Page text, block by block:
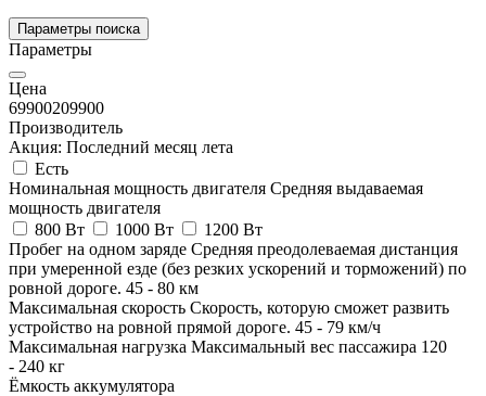
Параметры поиска
Параметры
Цена
69900209900
Производитель
Акция: Последний месяц лета
Есть
Номинальная мощность двигателя Средняя выдаваемая
мощность двигателя
800 Вт
1000 Вт
1200 Вт
Пробег на одном заряде Средняя преодолеваемая дистанция
при умеренной езде (без резких ускорений и торможений) по
ровной дороге. 45 - 80 км
Максимальная скорость Скорость, которую сможет развить
устройство на ровной прямой дороге. 45 - 79 км/ч
Максимальная нагрузка Максимальный вес пассажира 120
- 240 кг
Ёмкость аккумулятора